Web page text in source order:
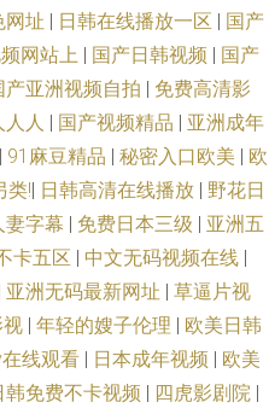
妻 俺去也俺去啦 91视频第一页 九
草丁香社区 国产精品在线1 久久肏
在线导航 欧美性爱nav 91专区探花
在线 www97人妻网 欧美日韩三级网
国产熟女网站 国产日日夜夜艹 日韩
久久亚洲天堂 东方AV免费看 最新先
网址 | 日韩在线播放一区 | 国产
网站上 | 国产日韩视频 | 国产
产亚洲视频自拍 | 免费高清影
人人 | 国产视频精品 | 亚洲成年
| 91麻豆精品 | 秘密入口欧美 | 欧
类!| 日韩高清在线播放 | 野花日
妻字幕 | 免费日本三级 | 亚洲五
卡五区 | 中文无码视频在线 |
亚洲无码最新网址 | 草逼片视
视 | 年轻的嫂子伦理 | 欧美日韩
线观看 | 日本成年视频 | 欧美
韩免费不卡视频 | 四虎影剧院 |